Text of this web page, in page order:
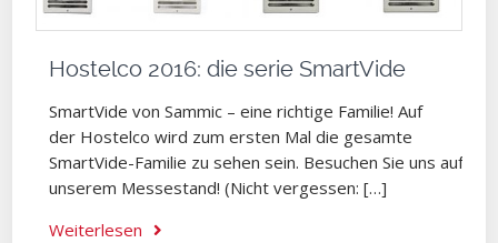
Hostelco 2016: die serie SmartVide
SmartVide von Sammic – eine richtige Familie! Auf
der Hostelco wird zum ersten Mal die gesamte
SmartVide-Familie zu sehen sein. Besuchen Sie uns auf
unserem Messestand! (Nicht vergessen: […]
Weiterlesen